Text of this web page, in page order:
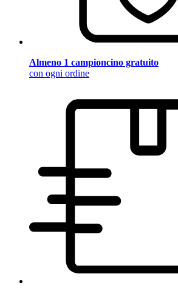
Almeno 1 campioncino gratuito
con ogni ordine